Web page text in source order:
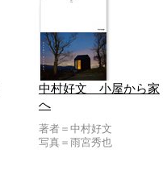
中村好文 小屋から家
へ
著者＝中村好文
写真＝雨宮秀也